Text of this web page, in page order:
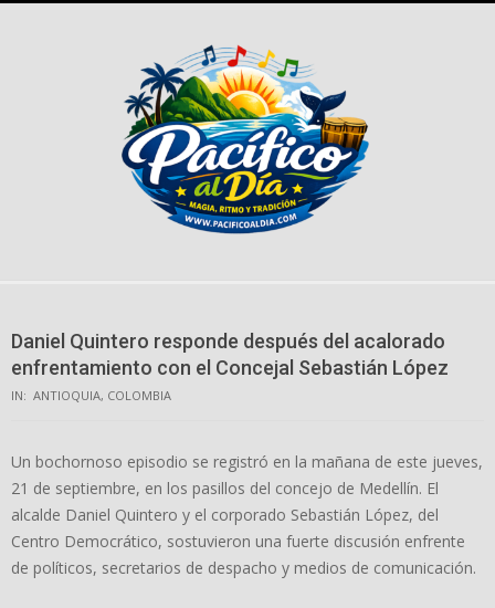
Daniel Quintero responde después del acalorado
enfrentamiento con el Concejal Sebastián López
IN: ANTIOQUIA, COLOMBIA
Un bochornoso episodio se registró en la mañana de este jueves,
21 de septiembre, en los pasillos del concejo de Medellín. El
alcalde Daniel Quintero y el corporado Sebastián López, del
Centro Democrático, sostuvieron una fuerte discusión enfrente
de políticos, secretarios de despacho y medios de comunicación.